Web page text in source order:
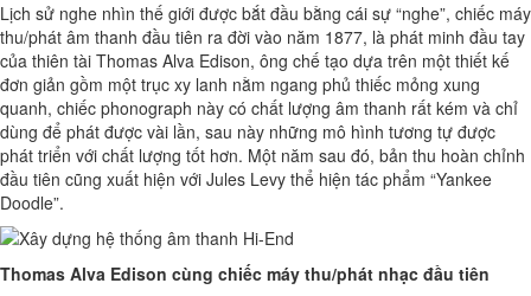
Lịch sử nghe nhìn thế giới được bắt đầu bằng cái sự “nghe”, chiếc máy
thu/phát âm thanh đầu tiên ra đời vào năm 1877, là phát minh đầu tay
của thiên tài Thomas Alva Edison, ông chế tạo dựa trên một thiết kế
đơn giản gồm một trục xy lanh nằm ngang phủ thiếc mỏng xung
quanh, chiếc phonograph này có chất lượng âm thanh rất kém và chỉ
dùng để phát được vài lần, sau này những mô hình tương tự được
phát triển với chất lượng tốt hơn. Một năm sau đó, bản thu hoàn chỉnh
đầu tiên cũng xuất hiện với Jules Levy thể hiện tác phẩm “Yankee
Doodle”.
Thomas Alva Edison cùng chiếc máy thu/phát nhạc đầu tiên